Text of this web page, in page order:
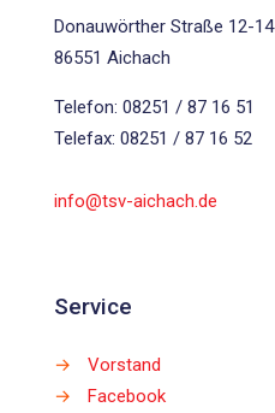
Donauwörther Straße 12-14
86551 Aichach
Telefon: 08251 / 87 16 51
Telefax: 08251 / 87 16 52
info@tsv-aichach.de
Service
→
Vorstand
→
Facebook